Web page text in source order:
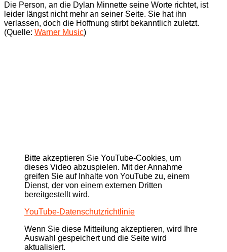
Die Person, an die Dylan Minnette seine Worte richtet, ist
leider längst nicht mehr an seiner Seite. Sie hat ihn
verlassen, doch die Hoffnung stirbt bekanntlich zuletzt.
(Quelle: Warner Music)
Bitte akzeptieren Sie YouTube-Cookies, um
dieses Video abzuspielen. Mit der Annahme
greifen Sie auf Inhalte von YouTube zu, einem
Dienst, der von einem externen Dritten
bereitgestellt wird.
YouTube-Datenschutzrichtlinie
Wenn Sie diese Mitteilung akzeptieren, wird Ihre
Auswahl gespeichert und die Seite wird
aktualisiert.